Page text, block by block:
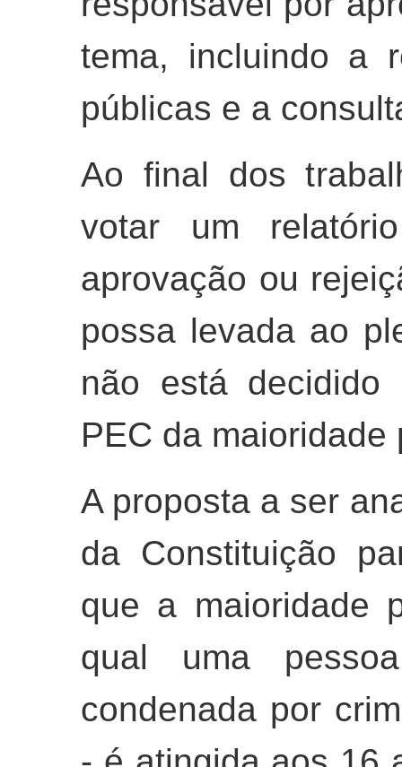
tema, incluindo a
públicas e a
Ao final dos
votar um
aprovação ou
possa levada ao
não está
PEC da maioridade
A proposta a ser
da Constituição
que a maioridade
qual uma
condenada por